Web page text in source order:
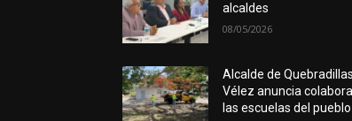
alcaldes
08/05/2026
Alcalde de
Vélez anuncia
las escuelas del pueblo